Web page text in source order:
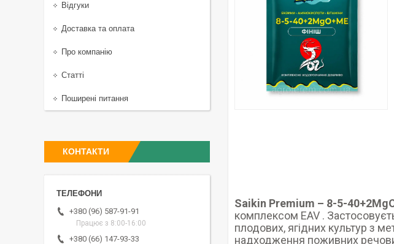
Saikin Premium – 8-5-
комплексом EAV .
плодових, ягідних культур з
надходження поживних
Відгуки
Доставка та оплата
Про компанію
Статті
Поширені питання
КОНТАКТИ
+380 (96) 587-91-91
Працює з 8:00-16:00
+380 (66) 147-93-33